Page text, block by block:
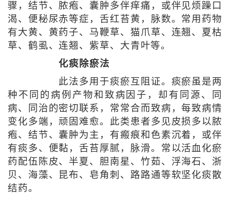
骤，结节、脓疱、囊肿多伴痒痛，或伴见烦躁口
渴、便秘尿赤等症，舌红苔黄，脉数。常用药物
有大黄、黄药子、马鞭草、猫爪草、连翘、夏枯
草、鹤虱、连翘、紫草、大青叶等。
化痰除瘀法
此法多用于痰瘀互阻证。痰瘀虽是两
种不同的病例产物和致病因子，却有同源、同
病、同治的密切联系，常常合而致病，每致病情
变化多端，顽固难愈。此类患者多见皮损多以脓
疱、结节、囊肿为主，有瘢痕和色素沉着，或伴
有痰多、便黏，舌苔厚腻，脉滑。常以活血化瘀
药配伍陈皮、半夏、胆南星、竹茹、浮海石、浙
贝、海藻、昆布、皂角刺、路路通等软坚化痰散
结药。